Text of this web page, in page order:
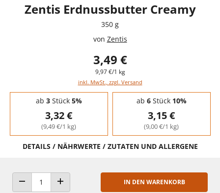
Zentis Erdnussbutter Creamy
350 g
von Zentis
3,49 €
9,97 €/1 kg
inkl. MwSt., zzgl. Versand
Staffelpreise - Mengenrabatt
ab 3Stück 5%
3,32 €
(9,49 €/1 kg)
ab 6Stück 10%
3,15 €
(9,00 €/1 kg)
DETAILS / NÄHRWERTE / ZUTATEN UND ALLERGENE
ANZAHL VERRINGERNANZAHL ERHÖHEN
IN DEN WARENKORB